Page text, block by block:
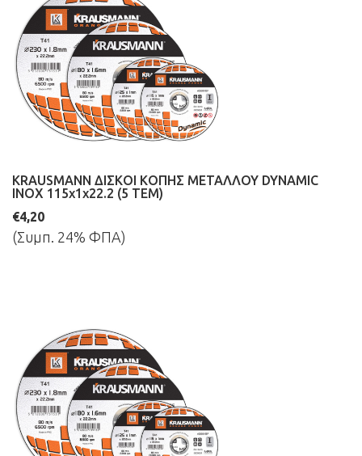
KRAUSMANN ΔΙΣΚΟΙ ΚΟΠΗΣ ΜΕΤΑΛΛΟΥ DYNAMIC
INOX 115x1x22.2 (5 ΤΕΜ)
€4,20
(Συμπ. 24% ΦΠΑ)